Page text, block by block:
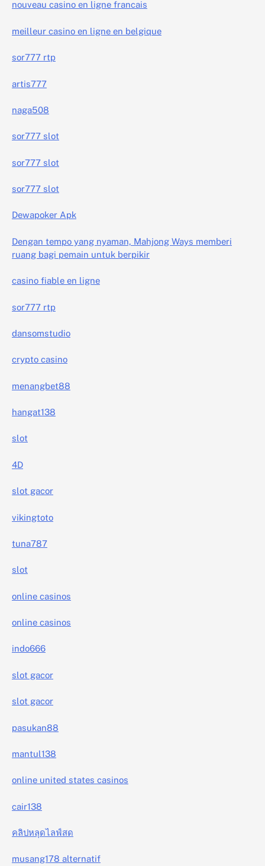
nouveau casino en ligne francais
meilleur casino en ligne en belgique
sor777 rtp
artis777
naga508
sor777 slot
sor777 slot
sor777 slot
Dewapoker Apk
Dengan tempo yang nyaman, Mahjong Ways memberi
ruang bagi pemain untuk berpikir
casino fiable en ligne
sor777 rtp
dansomstudio
crypto casino
menangbet88
hangat138
slot
4D
slot gacor
vikingtoto
tuna787
slot
online casinos
online casinos
indo666
slot gacor
slot gacor
pasukan88
mantul138
online united states casinos
cair138
คลิปหลุดไลฟ์สด
musang178 alternatif